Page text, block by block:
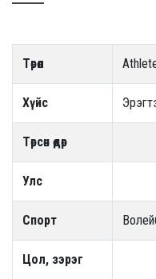
Төрөл
Хүйс
Төрсөн өдөр
Улс
Спорт
Цол, зэрэг